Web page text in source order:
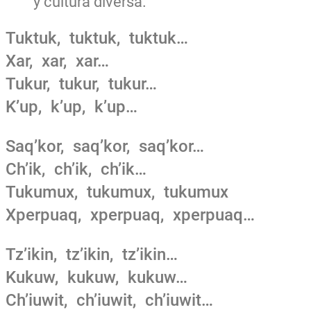
Tuktuk, tuktuk, tuktuk…
Xar, xar, xar…
Tukur, tukur, tukur…
K’up, k’up, k’up…
Saq’kor, saq’kor, saq’kor…
Ch’ik, ch’ik, ch’ik…
Tukumux, tukumux, tukumux
Xperpuaq, xperpuaq, xperpuaq…
Tz’ikin, tz’ikin, tz’ikin…
Kukuw, kukuw, kukuw…
Ch’iuwit, ch’iuwit, ch’iuwit…